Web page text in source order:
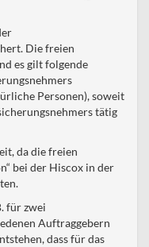
Die freien
es gilt folgende
Personen), soweit
tätig
da die freien
bei der Hiscox in der
für zwei
Auftraggebern
dass für das